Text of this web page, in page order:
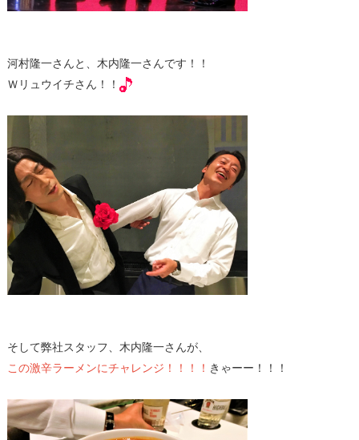
河村隆一さんと、木内隆一さんです！！
Ｗリュウイチさん！！
そして弊社スタッフ、木内隆一さんが、
この激辛ラーメンにチャレンジ！！！！ きゃーー！！！